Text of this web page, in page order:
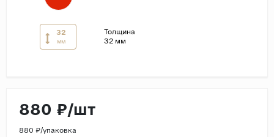
32
мм
Толщина
32 мм
880 ₽/шт
880 ₽/упаковка